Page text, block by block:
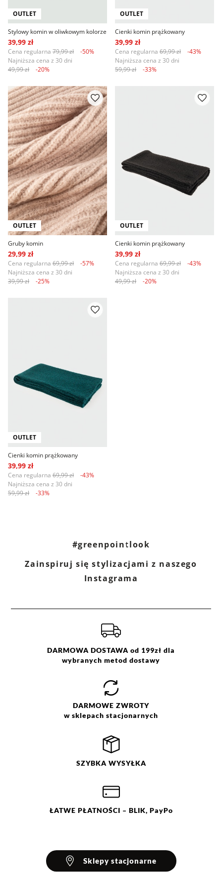
OUTLET
Stylowy komin w oliwkowym kolorze
39,99 zł
Cena regularna 79,99 zł
-50%
Najniższa cena z 30 dni
49,99 zł
-20%
OUTLET
Cienki komin prążkowany
39,99 zł
Cena regularna 69,99 zł
-43%
Najniższa cena z 30 dni
59,99 zł
-33%
OUTLET
Gruby komin
29,99 zł
Cena regularna 69,99 zł
-57%
Najniższa cena z 30 dni
39,99 zł
-25%
OUTLET
Cienki komin prążkowany
39,99 zł
Cena regularna 69,99 zł
-43%
Najniższa cena z 30 dni
49,99 zł
-20%
OUTLET
Cienki komin prążkowany
39,99 zł
Cena regularna 69,99 zł
-43%
Najniższa cena z 30 dni
59,99 zł
-33%
#greenpointlook
Zainspiruj się stylizacjami z naszego
Instagrama
DARMOWA DOSTAWA od 199zł dla
wybranych metod dostawy
DARMOWE ZWROTY
w sklepach stacjonarnych
SZYBKA WYSYŁKA
ŁATWE PŁATNOŚCI – BLIK, PayPo
Sklepy stacjonarne